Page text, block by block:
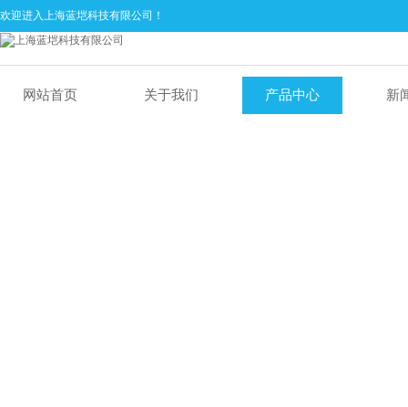
欢迎进入上海蓝垲科技有限公司！
网站首页 关于我们 产品中心 新